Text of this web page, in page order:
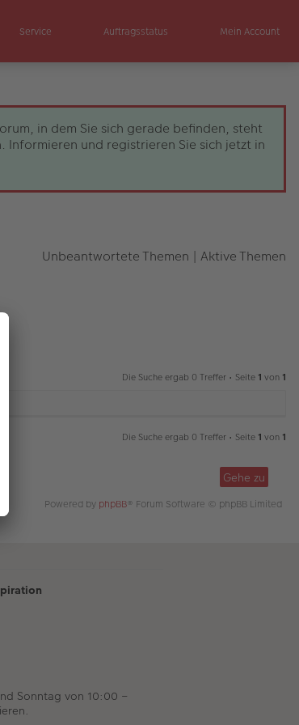
Service Auftragsstatus Mein Account
in dem Sie sich gerade befinden, steht
Informieren und registrieren Sie sich jetzt in
Unbeantwortete Themen | Aktive Themen
Die Suche ergab 0 Treffer • Seite 1 von 1
Die Suche ergab 0 Treffer • Seite 1 von 1
Gehe zu
Powered by phpBB® Forum Software © phpBB Limited
Sonntag von 10:00 –